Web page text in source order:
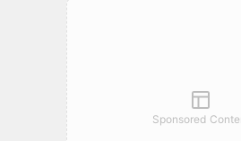
Sponsored